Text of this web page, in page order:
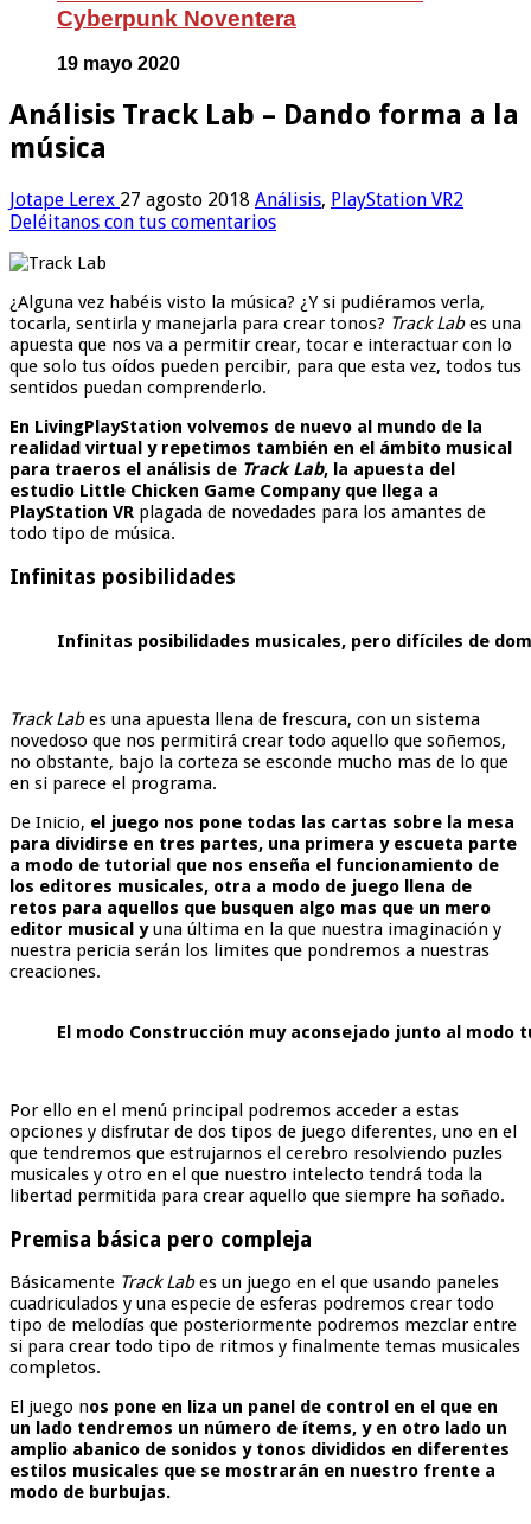
Cyberpunk Noventera
19 mayo 2020
Análisis Track Lab – Dando forma a la
música
Jotape Lerex 27 agosto 2018 Análisis, PlayStation VR2
Deléitanos con tus comentarios
¿Alguna vez habéis visto la música? ¿Y si pudiéramos verla,
tocarla, sentirla y manejarla para crear tonos? Track Labes una
apuesta que nos va a permitir crear, tocar e interactuar con lo
que solo tus oídos pueden percibir, para que esta vez, todos tus
sentidos puedan comprenderlo.
En LivingPlayStation volvemos de nuevo al mundo de la
realidad virtual y repetimos también en el ámbito musical
para traeros el análisis de Track Lab, la apuesta del
estudio Little Chicken Game Company que llega a
PlayStation VR plagada de novedades para los amantes de
todo tipo de música.
Infinitas posibilidades
Infinitas posibilidades musicales, pero difíciles de
Track Labes una apuesta llena de frescura, con un sistema
novedoso que nos permitirá crear todo aquello que soñemos,
no obstante, bajo la corteza se esconde mucho mas de lo que
en si parece el programa.
De Inicio, el juego nos pone todas las cartas sobre la mesa
para dividirse en tres partes, una primera y escueta parte
a modo de tutorial que nos enseña el funcionamiento de
los editores musicales, otra a modo de juego llena de
retos para aquellos que busquen algo mas que un mero
editor musical yuna última en la que nuestra imaginación y
nuestra pericia serán los limites que pondremos a nuestras
creaciones.
El modo Construcción muy aconsejado junto al
Por ello en el menú principal podremos acceder a estas
opciones y disfrutar de dos tipos de juego diferentes, uno en el
que tendremos que estrujarnos el cerebro resolviendo puzles
musicales y otro en el que nuestro intelecto tendrá toda la
libertad permitida para crear aquello que siempre ha soñado.
Premisa básica pero compleja
Básicamente Track Labes un juego en el que usando paneles
cuadriculados y una especie de esferas podremos crear todo
tipo de melodías que posteriormente podremos mezclar entre
si para crear todo tipo de ritmos y finalmente temas musicales
completos.
El juego nos pone en liza un panel de control en el que en
un lado tendremos un número de ítems, y en otro lado un
amplio abanico de sonidos y tonos divididos en diferentes
estilos musicales que se mostrarán en nuestro frente a
modo de burbujas.